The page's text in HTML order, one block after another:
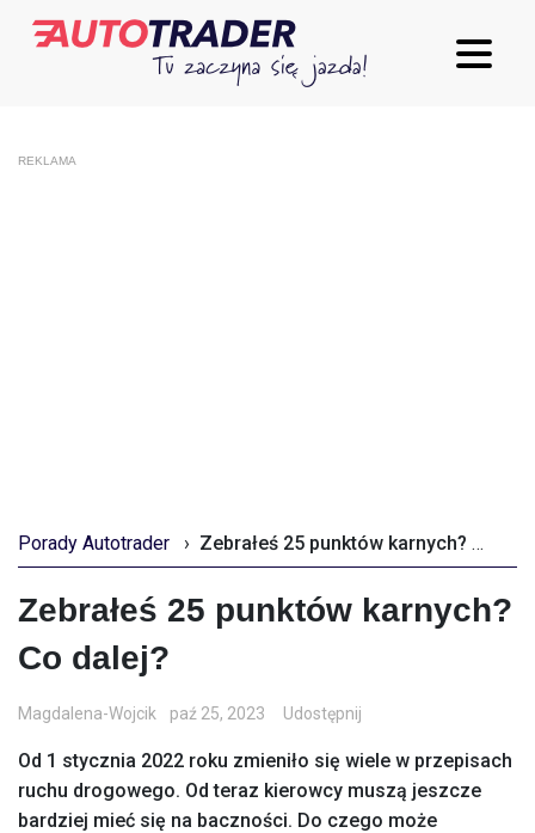
REKLAMA
Porady Autotrader › Zebrałeś 25 punktów karnych? Co dalej?
Zebrałeś 25 punktów karnych?
Co dalej?
Magdalena-Wojcik paź 25, 2023 Udostępnij
Od 1 stycznia 2022 roku zmieniło się wiele w przepisach
ruchu drogowego. Od teraz kierowcy muszą jeszcze
bardziej mieć się na baczności. Do czego może